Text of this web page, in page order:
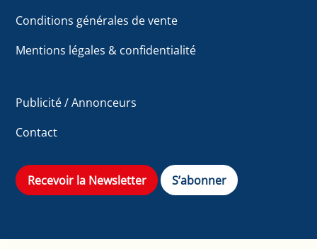
Conditions générales de vente
Mentions légales & confidentialité
Publicité / Annonceurs
Contact
Recevoir la Newsletter S’abonner